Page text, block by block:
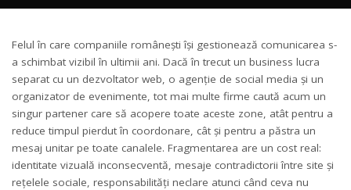
Felul în care companiile românești își gestionează comunicarea s-
a schimbat vizibil în ultimii ani. Dacă în trecut un business lucra
separat cu un dezvoltator web, o agenție de social media și un
organizator de evenimente, tot mai multe firme caută acum un
singur partener care să acopere toate aceste zone, atât pentru a
reduce timpul pierdut în coordonare, cât și pentru a păstra un
mesaj unitar pe toate canalele. Fragmentarea are un cost real:
identitate vizuală inconsecventă, mesaje contradictorii între site și
rețelele sociale, responsabilități neclare atunci când ceva nu